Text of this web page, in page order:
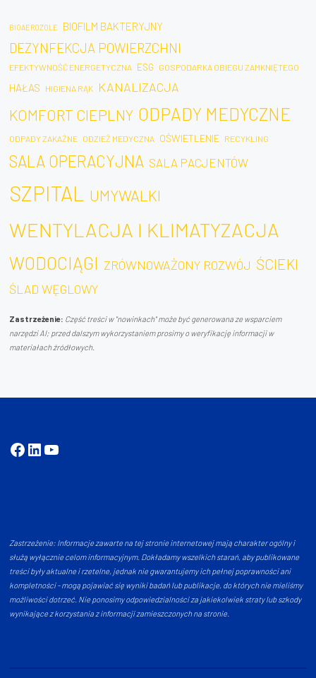
BIOAEROZOLE BIOFILM BAKTERYJNY
DEZYNFEKCJA POWIERZCHNI
EFEKTYWNOŚĆ ENERGETYCZNA ESG GOSPODARKA OBIEGU ZAMKNIĘTEGO
HAŁAS HIGIENA RĄK KANALIZACJA
KOMFORT CIEPLNY ODPADY MEDYCZNE
ODPADY ZAKAŹNE ODZIEŻ MEDYCZNA OŚWIETLENIE RECYKLING
SALA OPERACYJNA SALA PACJENTÓW
SZPITAL UMYWALKI
WENTYLACJA I KLIMATYZACJA
WODOCIĄGI ZRÓWNOWAŻONY ROZWÓJ ŚCIEKI
ŚLAD WĘGLOWY
Zastrzeżenie: Część treści w "nowinkach" może być generowana ze wsparciem
narzędzi AI; przed dalszym wykorzystaniem prosimy o weryfikację informacji w
materiałach źródłowych.
Facebook
LinkedIn
YouTube
Zastrzeżenie: Informacje zawarte na tej stronie internetowej mają charakter ogólny i
służą wyłącznie celom informacyjnym. Dokładamy wszelkich starań, aby publikowane
treści były aktualne i rzetelne, jednak nie gwarantujemy ich pełnej poprawności ani
kompletności - mogą pojawiać się wyniki badań lub publikacje, do których nie mieliśmy
możliwości dotrzeć. Nie ponosimy odpowiedzialności za jakiekolwiek straty lub szkody
wynikające z korzystania z informacji zamieszczonych na stronie.